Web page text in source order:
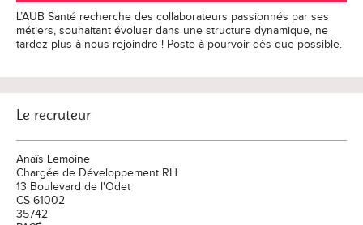
L’AUB Santé recherche des collaborateurs passionnés par ses
métiers, souhaitant évoluer dans une structure dynamique, ne
tardez plus à nous rejoindre ! Poste à pourvoir dès que possible.
Le recruteur
Anaïs Lemoine
Chargée de Développement RH
13 Boulevard de l'Odet
CS 61002
35742